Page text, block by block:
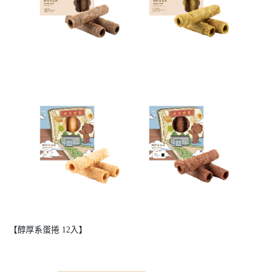
【醇厚系蛋捲 12入】